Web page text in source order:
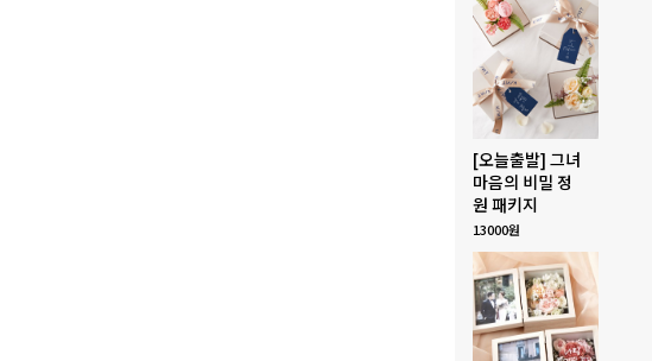
[오늘출발] 그녀
마음의 비밀 정
원 패키지
13000원